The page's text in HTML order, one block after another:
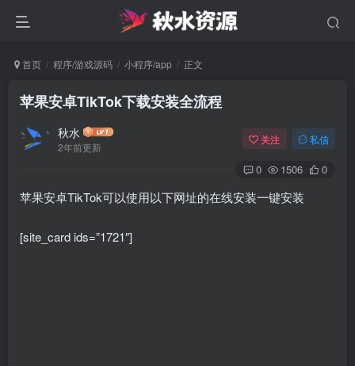
首页 程序/游戏源码 小程序/app 正文
苹果安卓TikTok下载安装全流程
秋水
2年前更新
关注 私信
0 1506 0
苹果安卓TikTok可以使用以下网址的在线安装一键安装
[site_card ids=”1721″]